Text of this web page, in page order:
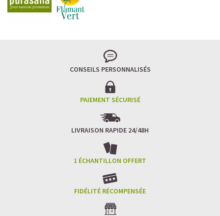
CONSEILS PERSONNALISÉS
PAIEMENT SÉCURISÉ
LIVRAISON RAPIDE 24/48H
1 ÉCHANTILLON OFFERT
FIDÉLITÉ RÉCOMPENSÉE